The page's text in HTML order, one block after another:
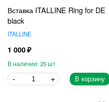
Вставка ITALLINE Ring for DE
black
ITALLINE
1 000
25
В корзину